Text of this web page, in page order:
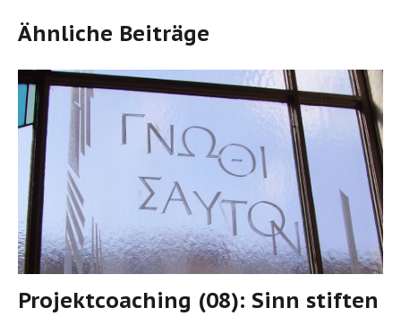
Ähnliche Beiträge
Projektcoaching (08): Sinn stiften